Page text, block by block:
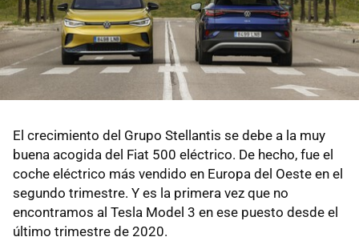
El crecimiento del Grupo Stellantis se debe a la muy
buena acogida del Fiat 500 eléctrico. De hecho, fue el
coche eléctrico más vendido en Europa del Oeste en el
segundo trimestre. Y es la primera vez que no
encontramos al Tesla Model 3 en ese puesto desde el
último trimestre de 2020.